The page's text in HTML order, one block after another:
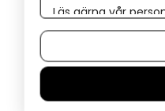
Har banken en
Är småföretag en
Hur ser deras
Kan du få en
dig och ditt företag?
Läs gärna vår
Om du vill ändra